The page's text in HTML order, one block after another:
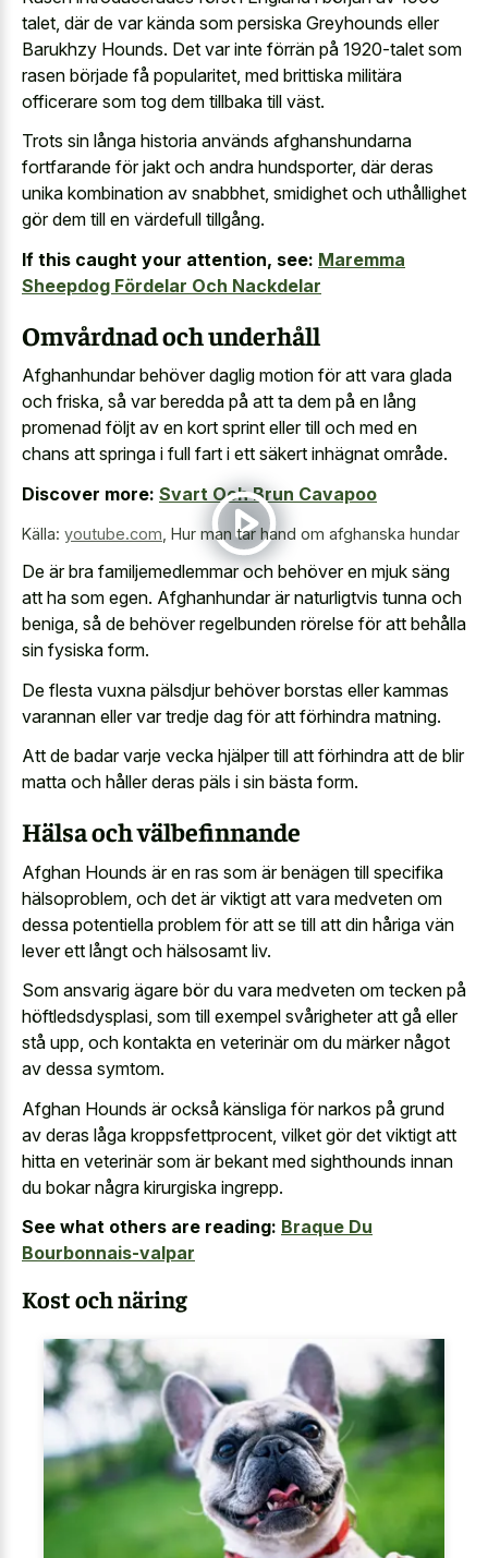
talet, där de var kända som persiska Greyhounds eller
Barukhzy Hounds. Det var inte förrän på 1920-talet som
rasen började få popularitet, med brittiska militära
officerare som tog dem tillbaka till väst.
Trots sin långa historia används afghanshundarna
fortfarande för jakt och andra hundsporter, där deras
unika kombination av snabbhet, smidighet och uthållighet
gör dem till en värdefull tillgång.
If this caught your attention, see: Maremma
Sheepdog Fördelar Och Nackdelar
Omvårdnad och underhåll
Afghanhundar behöver daglig motion för att vara glada
och friska, så var beredda på att ta dem på en lång
promenad följt av en kort sprint eller till och med en
chans att springa i full fart i ett säkert inhägnat område.
Discover more: Svart Och Brun Cavapoo
Källa: youtube.com Hur man tar hand om afghanska hundar
De är bra familjemedlemmar och behöver en mjuk säng
att ha som egen. Afghanhundar är naturligtvis tunna och
beniga, så de behöver regelbunden rörelse för att behålla
sin fysiska form.
De flesta vuxna pälsdjur behöver borstas eller kammas
varannan eller var tredje dag för att förhindra matning.
Att de badar varje vecka hjälper till att förhindra att de blir
matta och håller deras päls i sin bästa form.
Hälsa och välbefinnande
Afghan Hounds är en ras som är benägen till specifika
hälsoproblem, och det är viktigt att vara medveten om
dessa potentiella problem för att se till att din håriga vän
lever ett långt och hälsosamt liv.
Som ansvarig ägare bör du vara medveten om tecken på
höftledsdysplasi, som till exempel svårigheter att gå eller
stå upp, och kontakta en veterinär om du märker något
av dessa symtom.
Afghan Hounds är också känsliga för narkos på grund
av deras låga kroppsfettprocent, vilket gör det viktigt att
hitta en veterinär som är bekant med sighthounds innan
du bokar några kirurgiska ingrepp.
See what others are reading: Braque Du
Bourbonnais-valpar
Kost och näring